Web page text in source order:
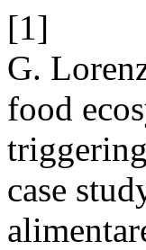
[1]
G.
food
case